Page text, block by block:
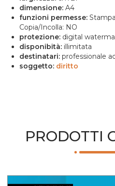
dimensione: A4
funzioni permesse:
Copia/Incolla: NO
protezione: digital
disponibità: illimitata
destinatari: professionale
soggetto: diritto
PRODOTTI